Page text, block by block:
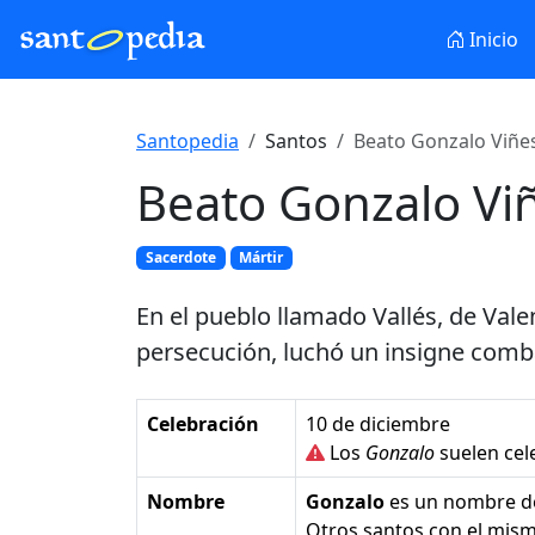
Inicio
Santopedia Santos Beato Gonzalo
Beato Gonzalo
Sacerdote Mártir
En el pueblo llamado Vallés, de
persecución, luchó un insigne
Celebración
10 de diciembre
Los Gonzalosuelen
Nombre
Gonzaloes un nombre